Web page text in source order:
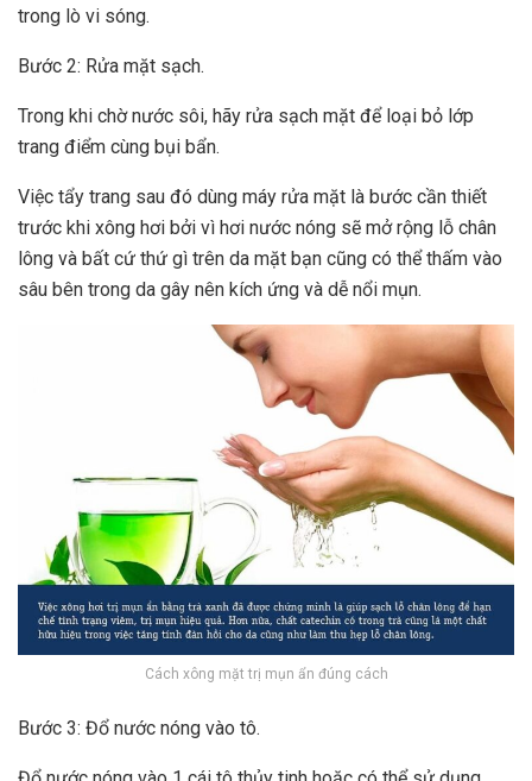
trong lò vi sóng.
Bước 2: Rửa mặt sạch.
Trong khi chờ nước sôi, hãy rửa sạch mặt để loại bỏ lớp
trang điểm cùng bụi bẩn.
Việc tẩy trang sau đó dùng máy rửa mặt là bước cần thiết
trước khi xông hơi bởi vì hơi nước nóng sẽ mở rộng lỗ chân
lông và bất cứ thứ gì trên da mặt bạn cũng có thể thấm vào
sâu bên trong da gây nên kích ứng và dễ nổi mụn.
Cách xông mặt trị mụn ẩn đúng cách
Bước 3: Đổ nước nóng vào tô.